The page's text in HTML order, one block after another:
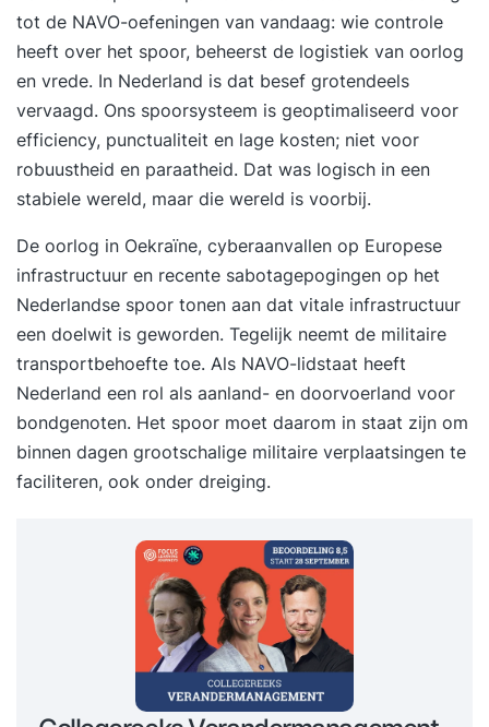
tot de NAVO-oefeningen van vandaag: wie controle
heeft over het spoor, beheerst de logistiek van oorlog
en vrede. In Nederland is dat besef grotendeels
vervaagd. Ons spoorsysteem is geoptimaliseerd voor
efficiency, punctualiteit en lage kosten; niet voor
robuustheid en paraatheid. Dat was logisch in een
stabiele wereld, maar die wereld is voorbij.
De oorlog in Oekraïne, cyberaanvallen op Europese
infrastructuur en recente sabotagepogingen op het
Nederlandse spoor tonen aan dat vitale infrastructuur
een doelwit is geworden. Tegelijk neemt de militaire
transportbehoefte toe. Als NAVO-lidstaat heeft
Nederland een rol als aanland- en doorvoerland voor
bondgenoten. Het spoor moet daarom in staat zijn om
binnen dagen grootschalige militaire verplaatsingen te
faciliteren, ook onder dreiging.